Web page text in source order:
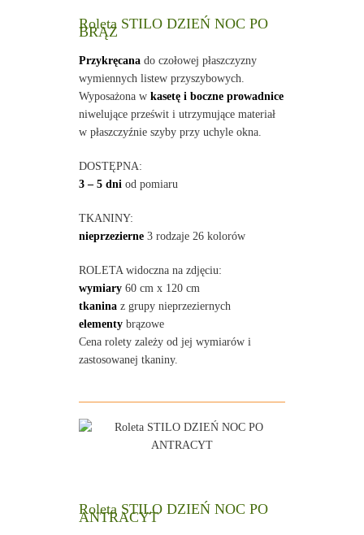
Roleta STILO DZIEŃ NOC PO
BRĄZ
Przykręcanado czołowej płaszczyzny
wymiennych listew przyszybowych.
Wyposażona w kasetę i boczne prowadnice
niwelujące prześwit i utrzymujące materiał
w płaszczyźnie szyby przy uchyle okna.
DOSTĘPNA:
3 – 5 dni od pomiaru
TKANINY:
nieprzezierne3 rodzaje 26 kolorów
ROLETA widoczna na zdjęciu:
wymiary60 cm x 120 cm
tkaninaz grupy nieprzeziernych
elementybrązowe
Cena rolety zależy od jej wymiarów i
zastosowanej tkaniny.
Roleta STILO DZIEŃ NOC PO
ANTRACYT